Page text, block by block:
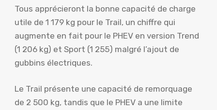
Tous apprécieront la bonne capacité de charge
utile de 1 179 kg pour le Trail, un chiffre qui
augmente en fait pour le PHEV en version Trend
(1 206 kg) et Sport (1 255) malgré l’ajout de
gubbins électriques.
Le Trail présente une capacité de remorquage
de 2 500 kg, tandis que le PHEV a une limite